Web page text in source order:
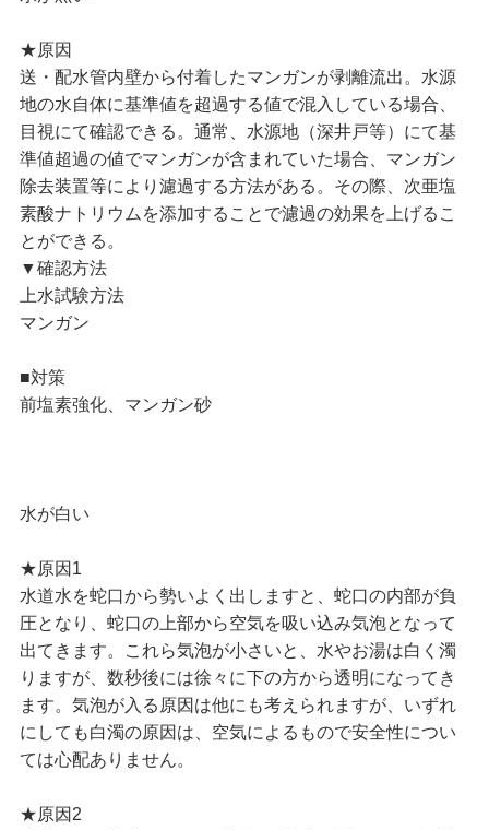
★原因
送・配水管内壁から付着したマンガンが剥離流出。水源
地の水自体に基準値を超過する値で混入している場合、
目視にて確認できる。通常、水源地（深井戸等）にて基
準値超過の値でマンガンが含まれていた場合、マンガン
除去装置等により濾過する方法がある。その際、次亜塩
素酸ナトリウムを添加することで濾過の効果を上げるこ
とができる。
▼確認方法
上水試験方法
マンガン
■対策
前塩素強化、マンガン砂
水が白い
★原因1
水道水を蛇口から勢いよく出しますと、蛇口の内部が負
圧となり、蛇口の上部から空気を吸い込み気泡となって
出てきます。これら気泡が小さいと、水やお湯は白く濁
りますが、数秒後には徐々に下の方から透明になってき
ます。気泡が入る原因は他にも考えられますが、いずれ
にしても白濁の原因は、空気によるもので安全性につい
ては心配ありません。
★原因2